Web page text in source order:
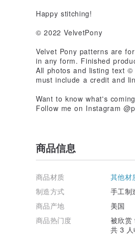
Happy stitching!
© 2022 VelvetPony
Velvet Pony patterns are
in any form. Finished
All photos and listing text ©
must include a credit and
Want to know what's
Follow me on Instagram
商品信息
商品材质
其他材
制造方式
手工制
商品产地
美国
商品热门度
被欣赏
共 3